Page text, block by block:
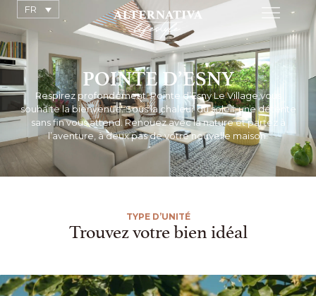
FR
POINTE D’ESNY
Respirez profondément. Pointe d’Esny Le Village vous
souhaite la bienvenue. Sous la chaleur du soleil, une détente
sans fin vous attend. Renouez avec la nature et partez à
l’aventure, à deux pas de votre nouvelle maison.
TYPE D’UNITÉ
Trouvez votre bien idéal